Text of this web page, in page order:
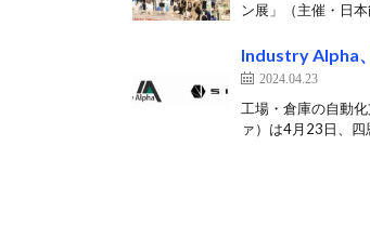
ン展」（主催・日
Industry Alpha
2024.04.23
工場・倉庫の自動
ァ）は4月23日、